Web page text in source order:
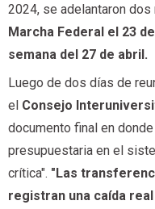
2024, se adelantaron
Marcha Federal el 23
semana del 27 de abril.
Luego de dos días de
el Consejo
documento final en
presupuestaria en el
crítica". "Las
registran una caída